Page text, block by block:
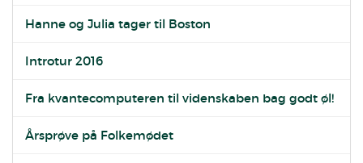
Hanne og Julia tager til Boston
Introtur 2016
Fra kvantecomputeren til videnskaben bag godt øl!
Årsprøve på Folkemødet